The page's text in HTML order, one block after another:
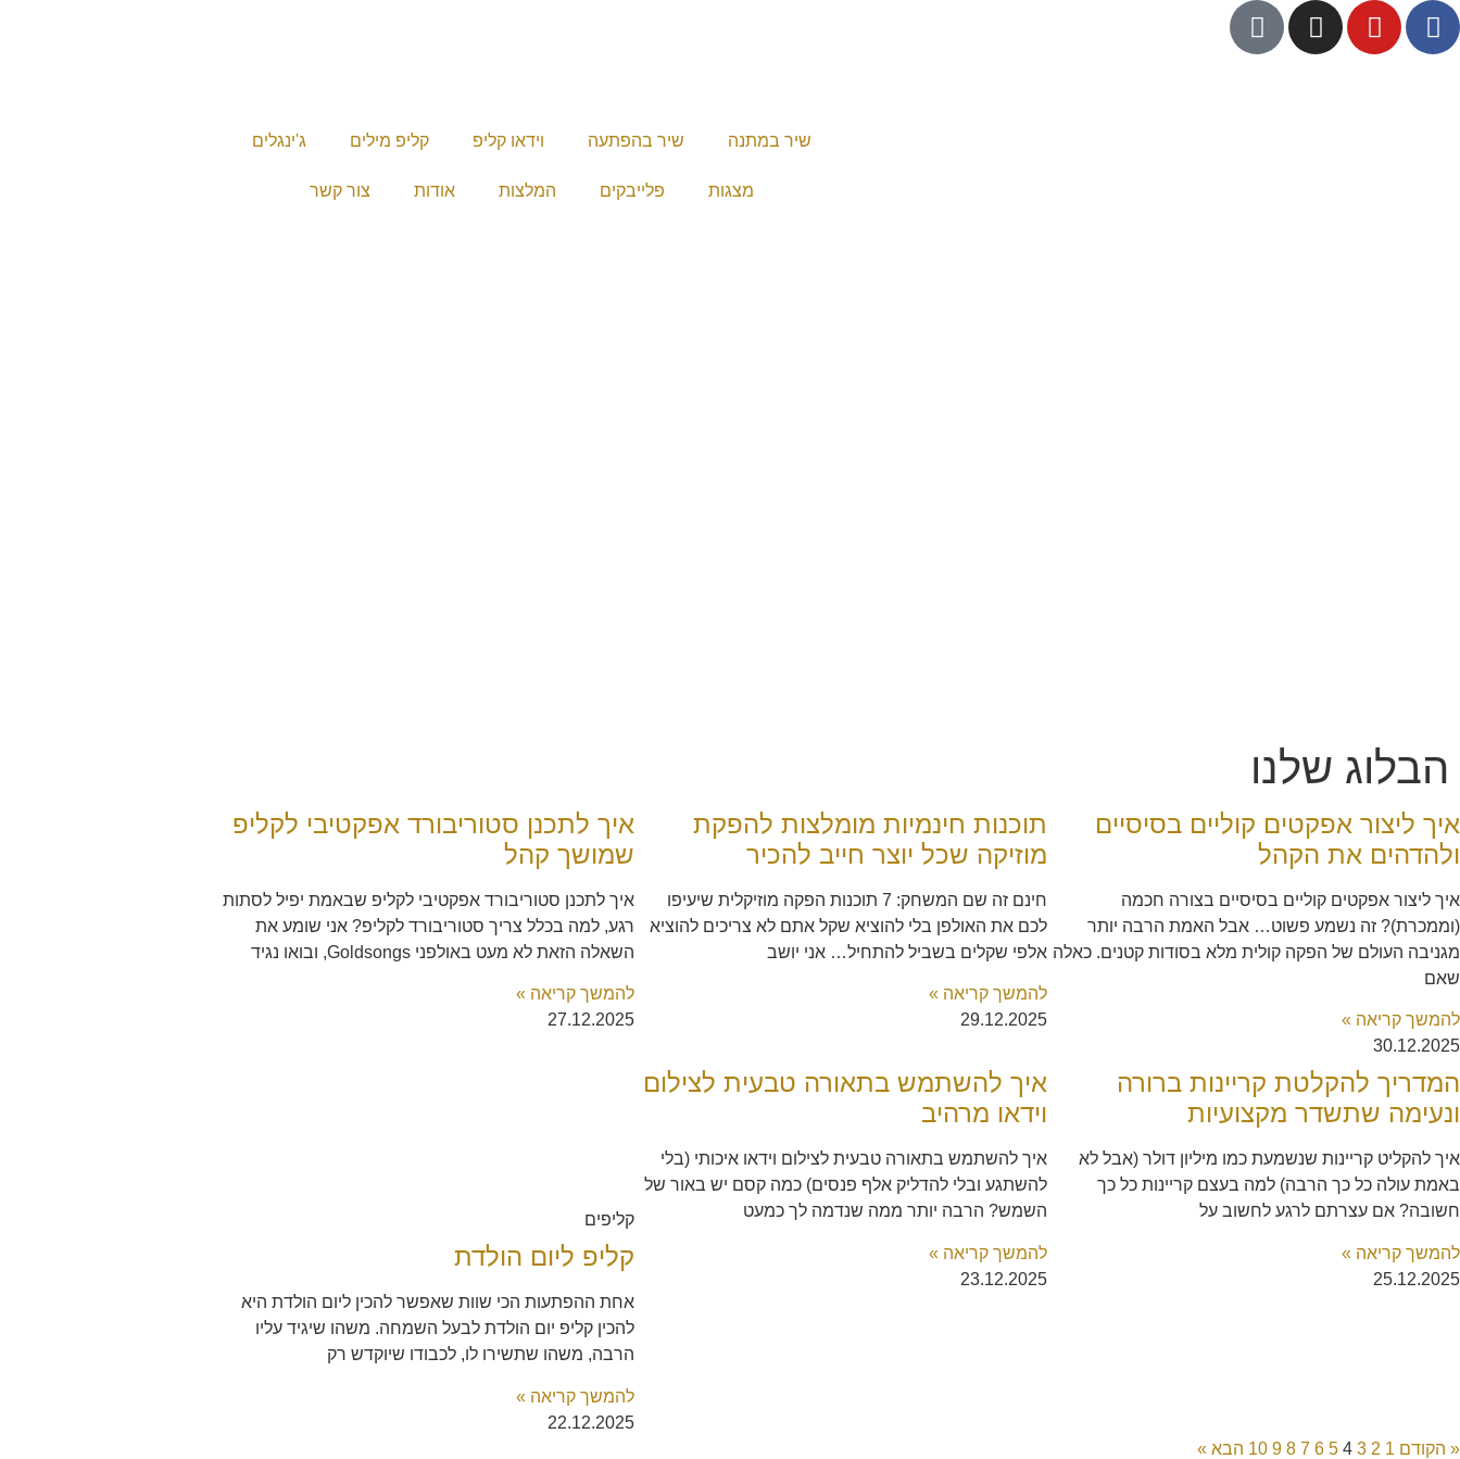
שיר במתנה שיר בהפתעה וידאו קליפ קליפ מילים ג'ינגלים
מצגות פלייבקים המלצות אודות צור קשר
הבלוג שלנו
איך ליצור אפקטים קוליים בסיסיים
ולהדהים את הקהל
איך ליצור אפקטים קוליים בסיסיים בצורה חכמה
(וממכרת)? זה נשמע פשוט… אבל האמת הרבה יותר
מגניבה העולם של הפקה קולית מלא בסודות קטנים. כאלה
שאם
להמשך קריאה »
30.12.2025
תוכנות חינמיות מומלצות להפקת
מוזיקה שכל יוצר חייב להכיר
חינם זה שם המשחק: 7 תוכנות הפקה מוזיקלית שיעיפו
לכם את האולפן בלי להוציא שקל אתם לא צריכים להוציא
אלפי שקלים בשביל להתחיל… אני יושב
להמשך קריאה »
29.12.2025
איך לתכנן סטוריבורד אפקטיבי לקליפ
שמושך קהל
איך לתכנן סטוריבורד אפקטיבי לקליפ שבאמת יפיל לסתות
רגע, למה בכלל צריך סטוריבורד לקליפ? אני שומע את
השאלה הזאת לא מעט באולפני Goldsongs, ובואו נגיד
להמשך קריאה »
27.12.2025
המדריך להקלטת קריינות ברורה
ונעימה שתשדר מקצועיות
איך להקליט קריינות שנשמעת כמו מיליון דולר (אבל לא
באמת עולה כל כך הרבה) למה בעצם קריינות כל כך
חשובה? אם עצרתם לרגע לחשוב על
להמשך קריאה »
25.12.2025
איך להשתמש בתאורה טבעית לצילום
וידאו מרהיב
איך להשתמש בתאורה טבעית לצילום וידאו איכותי (בלי
להשתגע ובלי להדליק אלף פנסים) כמה קסם יש באור של
השמש? הרבה יותר ממה שנדמה לך כמעט
להמשך קריאה »
23.12.2025
קליפים
קליפ ליום הולדת
אחת ההפתעות הכי שוות שאפשר להכין ליום הולדת היא
להכין קליפ יום הולדת לבעל השמחה. משהו שיגיד עליו
הרבה, משהו שתשירו לו, לכבודו שיוקדש רק
להמשך קריאה »
22.12.2025
« הקודם 1
2
3
4
5
6
7
8
9
10 הבא »